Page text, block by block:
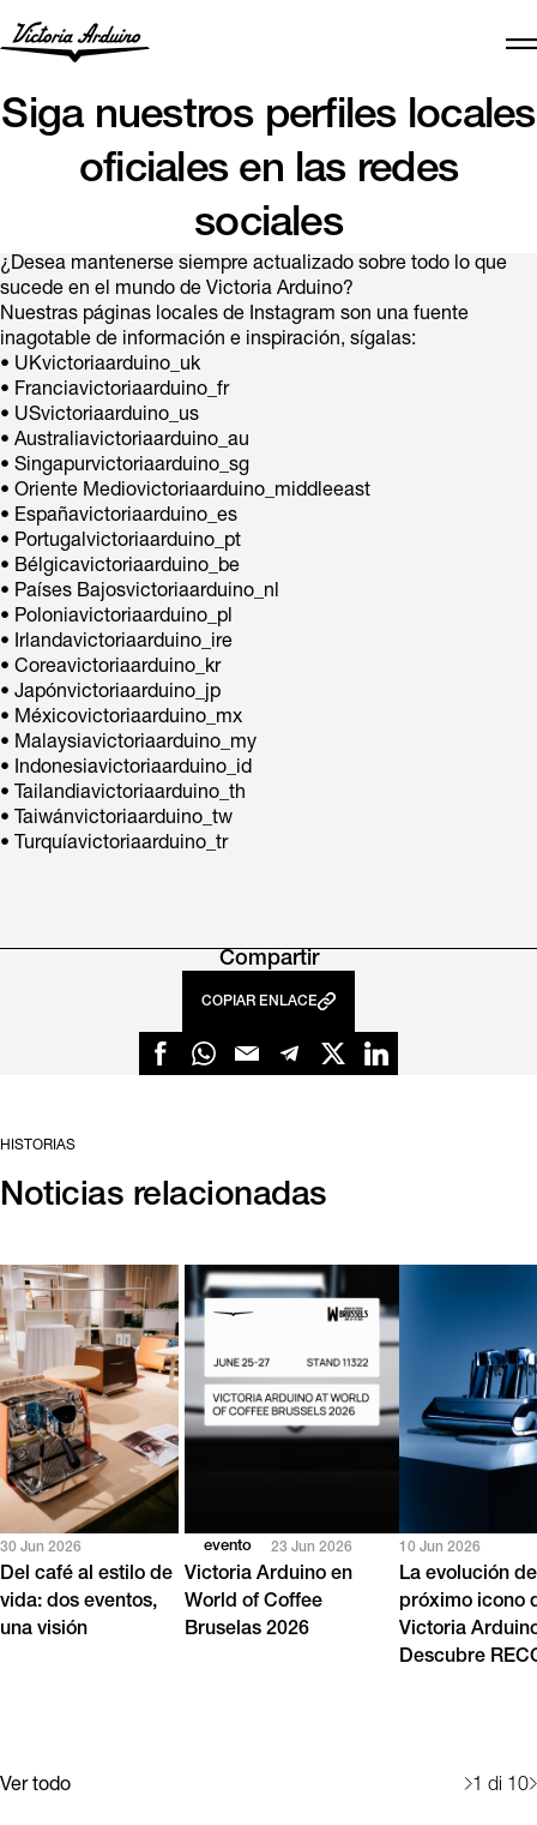
Siga nuestros perfiles locales
oficiales en las redes
sociales
¿Desea mantenerse siempre actualizado sobre todo lo que
sucede en el mundo de Victoria Arduino?
Nuestras páginas locales de Instagram son una fuente
inagotable de información e inspiración, sígalas:
• UKvictoriaarduino_uk
• Franciavictoriaarduino_fr
• USvictoriaarduino_us
• Australiavictoriaarduino_au
• Singapurvictoriaarduino_sg
• Oriente Mediovictoriaarduino_middleeast
• Españavictoriaarduino_es
• Portugalvictoriaarduino_pt
• Bélgicavictoriaarduino_be
• Países Bajosvictoriaarduino_nl
• Poloniavictoriaarduino_pl
• Irlandavictoriaarduino_ire
• Coreavictoriaarduino_kr
• Japónvictoriaarduino_jp
• Méxicovictoriaarduino_mx
• Malaysiavictoriaarduino_my
• Indonesiavictoriaarduino_id
• Tailandiavictoriaarduino_th
• Taiwánvictoriaarduino_tw
• Turquíavictoriaarduino_tr
Compartir
COPIAR ENLACE
HISTORIAS
Noticias relacionadas
Ver todo 1 di 10
30 Jun 2026
Del café al estilo de
vida: dos eventos,
una visión
evento 23 Jun 2026
Victoria Arduino en
World of Coffee
Bruselas 2026
10 Jun 2026
La evolución
próximo icono
Victoria
Descubre